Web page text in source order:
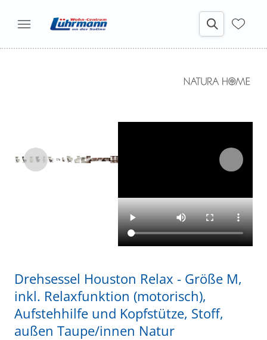
Drehsessel Houston Relax - Größe M,
inkl. Relaxfunktion (motorisch),
Aufstehhilfe und Kopfstütze, Stoff,
außen Taupe/innen Natur